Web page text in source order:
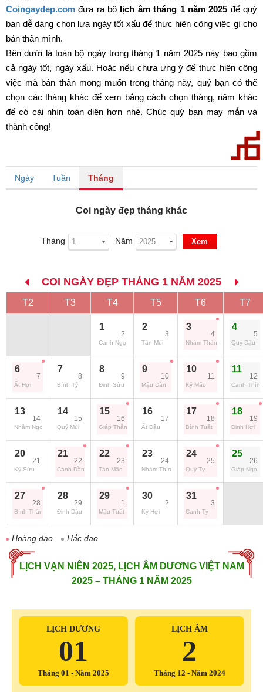
Coingaydep.com đưa ra bộ lịch âm tháng 1 năm 2025 để quý
bạn dễ dàng chọn lựa ngày tốt xấu để thực hiện công việc gì cho
bản thân mình.
Bên dưới là toàn bộ ngày trong tháng 1 năm 2025 này bao gồm
cả ngày tốt, ngày xấu. Hoặc nếu chưa ưng ý để thực hiện công
việc mà bản thân mong muốn trong tháng này, quý bạn có thể
chọn các tháng khác để xem bằng cách chọn tháng, năm khác
để có cái nhìn toàn diện hơn nhé. Chúc quý bạn may mắn và
thành công!
Ngày Tuần Tháng
Coi ngày đẹp tháng khác
Tháng Năm Xem
COI NGÀY ĐẸP THÁNG 1 NĂM 2025
T2 T3 T4 T5 T6 T7
1
2
Canh Ngọ
2
3
Tân Mùi
3
4
Nhâm Thân
4
5
Quý Dậu
6
7
Ất Hợi
7
8
Bính Tý
8
9
Đinh Sửu
9
10
Mậu Dần
10
11
Kỷ Mão
11
12
Canh Thìn
13
14
Nhâm Ngọ
14
15
Quý Mùi
15
16
Giáp Thân
16
17
Ất Dậu
17
18
Bính Tuất
18
19
Đinh Hợi
20
21
Kỷ Sửu
21
22
Canh Dần
22
23
Tân Mão
23
24
Nhâm Thìn
24
25
Quý Tỵ
25
26
Giáp Ngọ
27
28
Bính Thân
28
29
Đinh Dậu
29
1
Mậu Tuất
30
2
Kỷ Hợi
31
3
Canh Tý
Hoàng đạo Hắc đạo
LỊCH VẠN NIÊN 2025, LỊCH ÂM DƯƠNG VIỆT NAM
2025 – THÁNG 1 NĂM 2025
LỊCH DƯƠNG
01
Tháng 01 - Năm 2025
LỊCH ÂM
2
Tháng 12 - Năm 2024